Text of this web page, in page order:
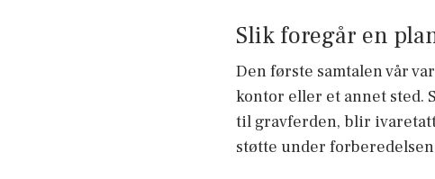
Slik foregår en
Den første samtalen vår
kontor eller et annet sted.
til gravferden, blir
støtte under